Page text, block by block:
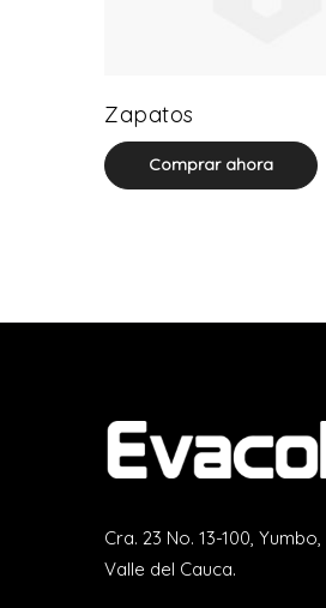
Zapatos
Comprar ahora
Cra. 23 No. 13-100, Yumbo,
Valle del Cauca.